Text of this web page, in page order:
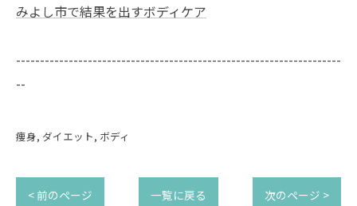
みよし市で結果を出すボディケア
--------------------------------------------------------------------
--
痩身 ダイエット ボディ
< 前のページ 一覧に戻る 次のページ >